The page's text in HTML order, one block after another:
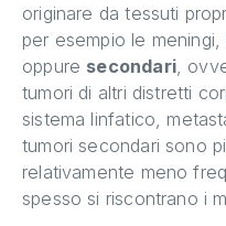
originare da tessuti
per esempio le meningi,
oppure secondari,
tumori di altri distretti
sistema linfatico,
tumori secondari sono
relativamente meno
spesso si riscontrano i